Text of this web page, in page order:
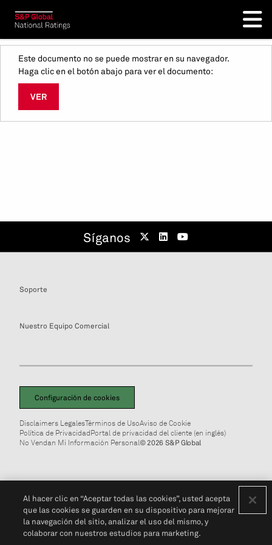
Este documento no se puede mostrar en su navegador.
Haga clic en el botón abajo para ver el documento:
VER
Síganos
Soporte
Nuestro Equipo Comercial
Configuración de cookies
Disclaimers LegalesTérminos de UsoAviso de Cookie
Política de PrivacidadPortal de privacidad del cliente (en inglés)
No Vendan Mi Información Personal© 2026 S&P Global
Al hacer clic en “Aceptar todas las cookies”, usted acepta
que las cookies se guarden en su dispositivo para mejorar
la navegación del sitio, analizar el uso del mismo, y
colaborar con nuestros estudios para marketing.